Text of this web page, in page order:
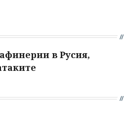
в Русия,